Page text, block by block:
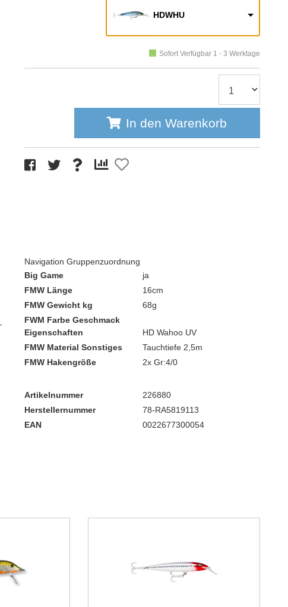
HDWHU
Sofort Verfügbar 1 - 3 Werktage
In den Warenkorb
Navigation Gruppenzuordnung
Big Game
ja
FMW Länge
16cm
FMW Gewicht kg
68g
FWM Farbe Geschmack
Eigenschaften
HD Wahoo UV
FMW Material Sonstiges
Tauchtiefe 2,5m
FMW Hakengröße
2x Gr:4/0
Artikelnummer
226880
Herstellernummer
78-RA5819113
EAN
0022677300054